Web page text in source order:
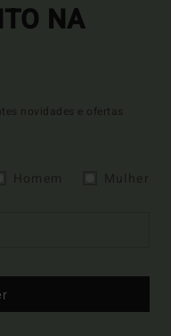
NA
novidades e ofertas